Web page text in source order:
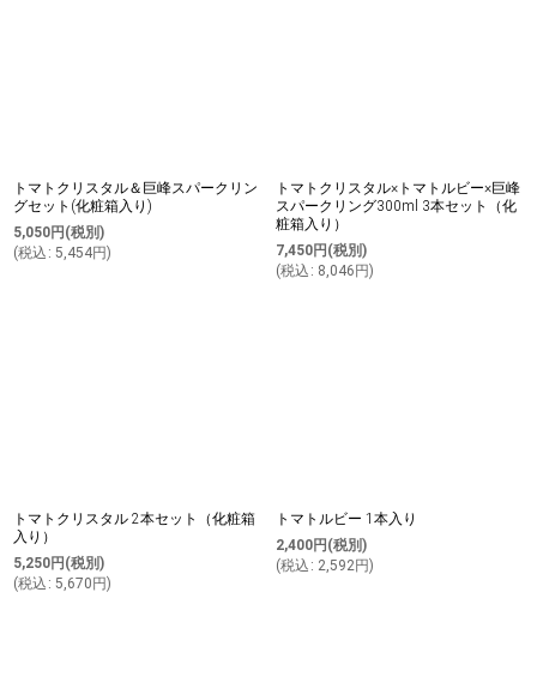
トマトクリスタル＆巨峰スパークリン
グセット(化粧箱入り)
5,050円 (税別)
(税込 : 5,454円)
トマトクリスタル×トマトルビー×巨峰
スパークリング300ml 3本セット（化
粧箱入り）
7,450円 (税別)
(税込 : 8,046 円)
トマトクリスタル 2本セット（化粧箱
入り）
5,250円 (税別)
(税込 : 5,670 円)
トマトルビー 1本入り
2,400円 (税別)
(税込 : 2,592円)